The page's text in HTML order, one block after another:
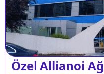
Özel Allianoi